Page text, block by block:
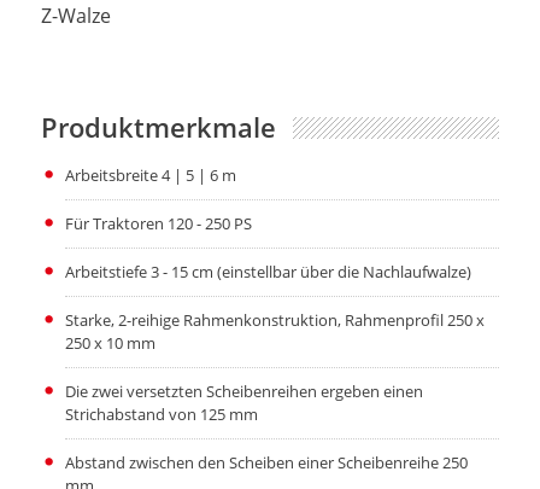
Z-Walze
Produktmerkmale
Arbeitsbreite 4 | 5 | 6 m
Für Traktoren 120 - 250 PS
Arbeitstiefe 3 - 15 cm (einstellbar über die Nachlaufwalze)
Starke, 2-reihige Rahmenkonstruktion, Rahmenprofil 250 x
250 x 10 mm
Die zwei versetzten Scheibenreihen ergeben einen
Strichabstand von 125 mm
Abstand zwischen den Scheiben einer Scheibenreihe 250